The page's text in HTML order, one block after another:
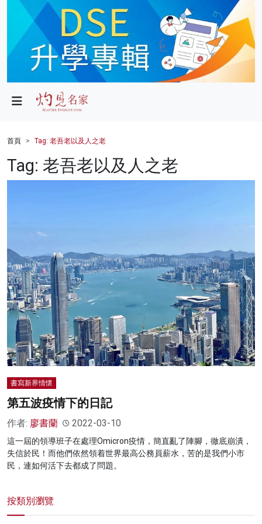
政局
財經
健康
科技
影片
名家榜
灼見活動
關於我們
首頁 Tag: 老吾老以及人之老
Tag: 老吾老以及人之老
書寫新界情懷
第五波疫情下的日記
作者: 廖書蘭 2022-03-10
這一屆的領導班子在處理Omicron疫情，簡直亂了陣腳，徹底崩潰，
失信於民！而他們依然領着世界最高公務員薪水，苦的是我們小市
民，連如何活下去都成了問題。
按類別瀏覽